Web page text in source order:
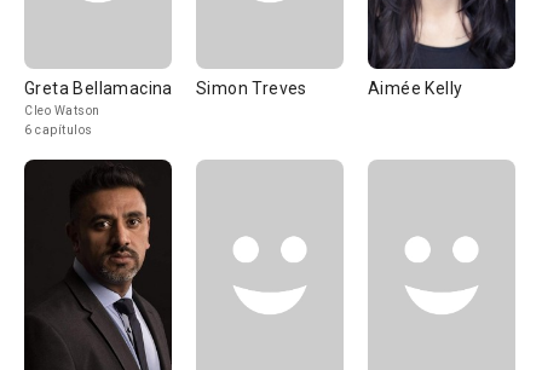
Greta Bellamacina
Cleo Watson
6 capítulos
Simon Treves Aimée Kelly